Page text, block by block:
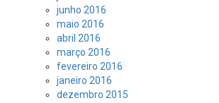
junho 2016
maio 2016
abril 2016
março 2016
fevereiro 2016
janeiro 2016
dezembro 2015